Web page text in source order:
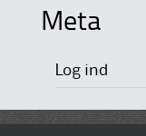
Meta
Log ind